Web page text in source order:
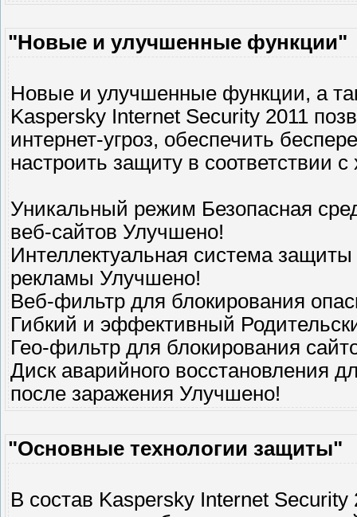
"Новые и улучшенные функции"
Новые и улучшенные функции, а
Kaspersky Internet Security 2011
интернет-угроз, обеспечить
настроить защиту в соответствии
Уникальный режим Безопасная
веб-сайтов Улучшено!
Интеллектуальная система
рекламы Улучшено!
Веб-фильтр для блокирования
Гибкий и эффективный
Гео-фильтр для блокирования
Диск аварийного восстановления
после заражения Улучшено!
"Основные технологии защиты"
В состав Kaspersky Internet Security